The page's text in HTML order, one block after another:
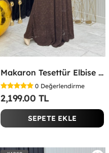
Makaron Tesettür Elbise Kahverengi Kahverengi
0 Değerlendirme
2,199.00 TL
SEPETE EKLE